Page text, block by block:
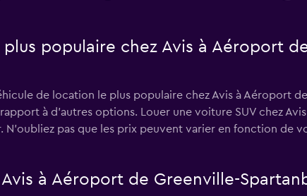
populaire chez Avis à Aéroport
de location le plus populaire chez Avis à Aéroport
à d’autres options. Louer une voiture SUV chez
pas que les prix peuvent varier en fonction de
à Aéroport de Greenville-